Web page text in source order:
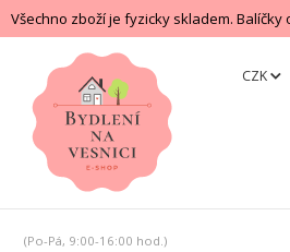
Všechno zboží je fyzicky skladem.
CZK
(Po-Pá, 9:00-16:00 hod.)